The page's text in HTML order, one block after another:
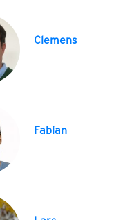
Clemens
Fabian